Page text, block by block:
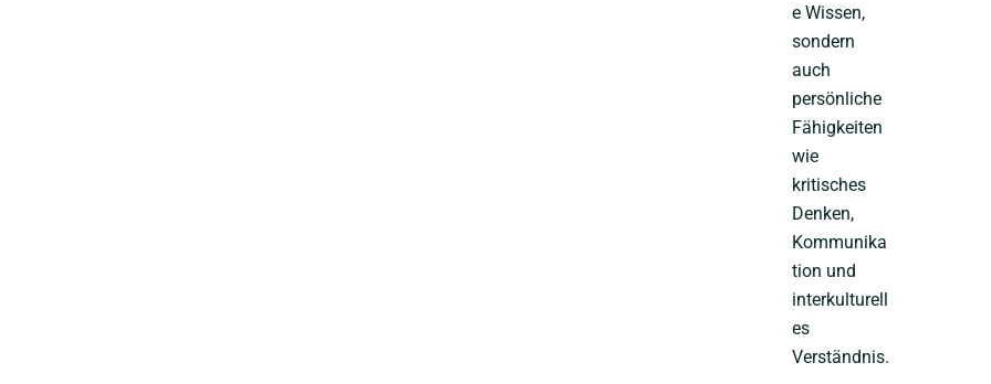
e Wissen,
sondern
auch
persönliche
Fähigkeiten
wie
kritisches
Denken,
Kommunika
tion und
interkulturell
es
Verständnis.